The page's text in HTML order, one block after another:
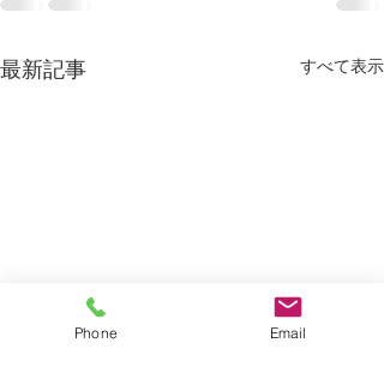
最新記事 すべて表示
Phone Email